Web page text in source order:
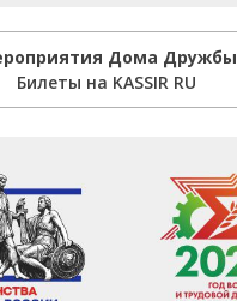
Дома Дружбы
Билеты на KASSIR RU